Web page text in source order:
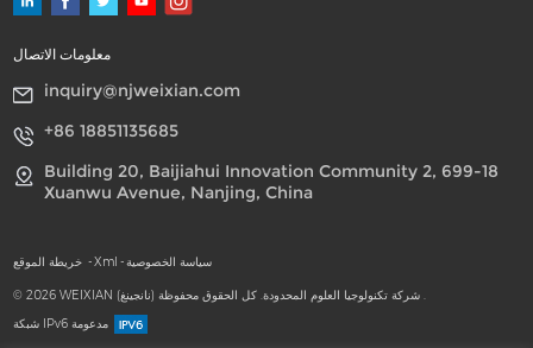
معلومات الاتصال
inquiry@njweixian.com
+86 18851135685
Building 20, Baijiahui Innovation Community 2, 699-18
Xuanwu Avenue, Nanjing, China
- Xml - سياسة الخصوصية
شبكة IPv6 مدعومة